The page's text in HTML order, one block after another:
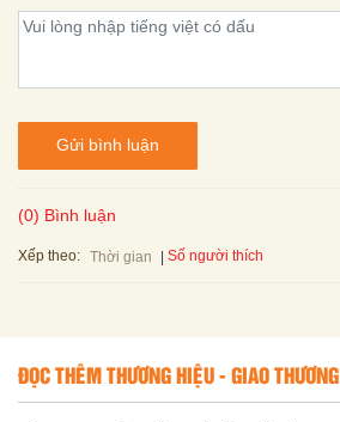
Gửi bình luận
(0) Bình luận
Xếp theo: Thời gian Số người thích
ĐỌC THÊM THƯƠNG HIỆU - GIAO THƯƠNG